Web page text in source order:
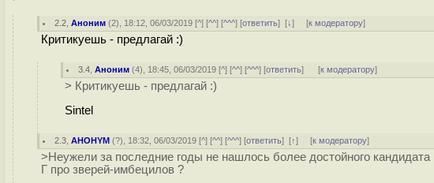
2.2 ,Аноним (2), 18:12, 06/03/2019 [^] [^^] [^^^] [ответить][↓] [к модератору]
Критикуешь - предлагай :)
3.4 ,Аноним (4), 18:45, 06/03/2019 [^] [^^] [^^^] [ответить] [к модератору]
> Критикуешь - предлагай :)
Sintel
2.3 ,AHOHYM (?), 18:32, 06/03/2019 [^] [^^] [^^^] [ответить][↑] [к модератору]
>Неужели за последние годы не нашлось более достойного
Г про зверей-имбецилов ?